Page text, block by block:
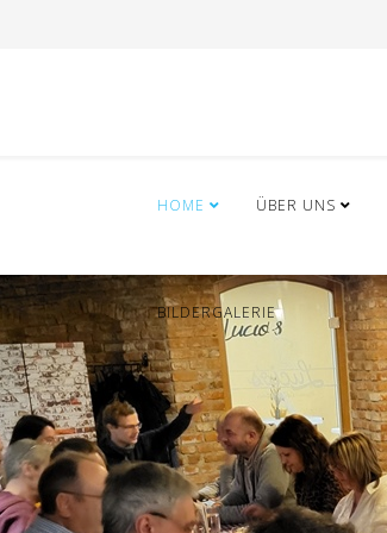
HOME ÜBER UNS
BILDERGALERIE